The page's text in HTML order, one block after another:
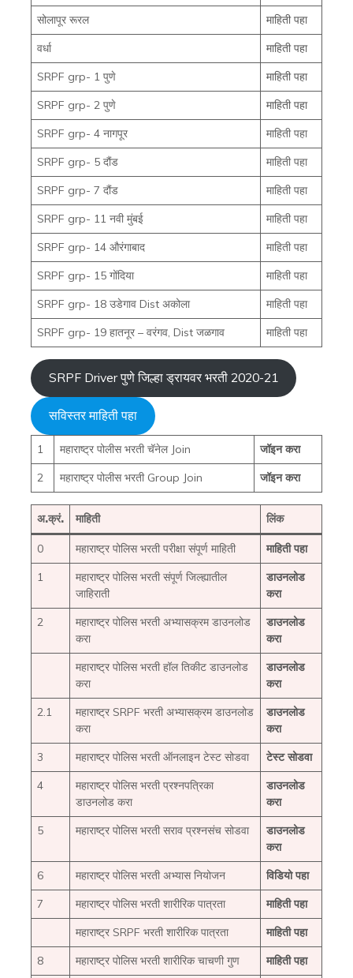
सोलापूर रूरल
माहिती पहा
वर्धा
माहिती पहा
SRPF grp- 1 पुणे
माहिती पहा
SRPF grp- 2 पुणे
माहिती पहा
SRPF grp- 4 नागपूर
माहिती पहा
SRPF grp- 5 दौंड
माहिती पहा
SRPF grp- 7 दौंड
माहिती पहा
SRPF grp- 11 नवी मुंबई
माहिती पहा
SRPF grp- 14 औरंगाबाद
माहिती पहा
SRPF grp- 15 गोंदिया
माहिती पहा
SRPF grp- 18 उडेगाव Dist अकोला
माहिती पहा
SRPF grp- 19 हातनूर – वरंगव, Dist जळगाव
माहिती पहा
SRPF Driver पुणे जिल्हा ड्रायवर भरती 2020-21
सविस्तर माहिती पहा
1 महाराष्ट्र पोलीस भरती चॅनेल Join
जॉइन करा
2
महाराष्ट्र पोलीस भरती Group Join जॉइन करा
अ.क्रं. माहिती लिंक
0 महाराष्ट्र पोलिस भरती परीक्षा संपूर्ण माहिती
माहिती पहा
1
महाराष्ट्र पोलिस भरती संपूर्ण जिल्ह्यातील
जाहिराती
डाउनलोड
करा
2
महाराष्ट्र पोलिस भरती अभ्यासक्रम डाउनलोड
करा
डाउनलोड
करा
महाराष्ट्र पोलिस भरती हॉल तिकीट डाउनलोड
करा
डाउनलोड
करा
2.1
महाराष्ट्र SRPF भरती अभ्यासक्रम डाउनलोड
करा
डाउनलोड
करा
3
महाराष्ट्र पोलिस भरती ऑनलाइन टेस्ट सोडवा
टेस्ट सोडवा
4
महाराष्ट्र पोलिस भरती प्रश्नपत्रिका
डाउनलोड करा
डाउनलोड
करा
5
महाराष्ट्र पोलिस भरती सराव प्रश्नसंच सोडवा
डाउनलोड
करा
6
महाराष्ट्र पोलिस भरती अभ्यास नियोजन
विडियो पहा
7
महाराष्ट्र पोलिस भरती शारीरिक पात्रता
माहिती पहा
महाराष्ट्र SRPF भरती शारीरिक पात्रता
माहिती पहा
8
महाराष्ट्र पोलिस भरती शारीरिक चाचणी गुण माहिती पहा